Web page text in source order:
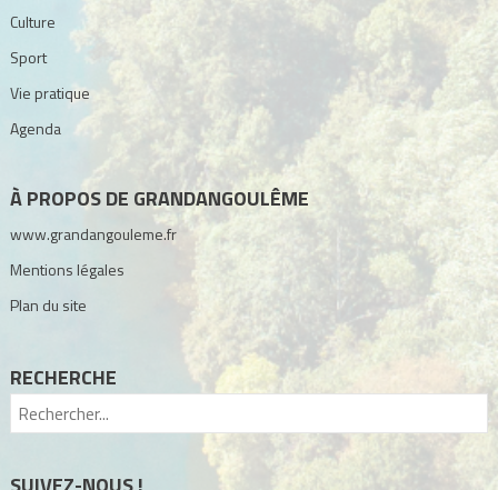
Culture
Sport
Vie pratique
Agenda
À PROPOS DE GRANDANGOULÊME
www.grandangouleme.fr
Mentions légales
Plan du site
RECHERCHE